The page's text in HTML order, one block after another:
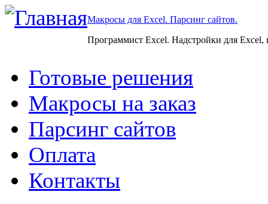
Макросы для Excel. Парсинг сайтов.
Программист Excel. Надстройки для Excel,
Готовые решения
Макросы на заказ
Парсинг сайтов
Оплата
Контакты